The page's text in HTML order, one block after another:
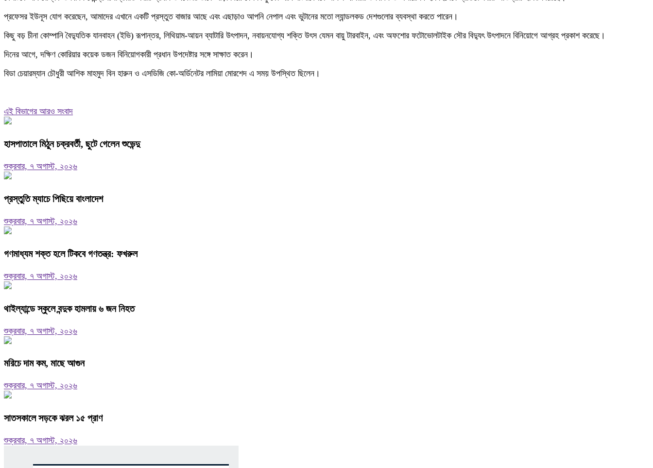
প্রফেসর ইউনূস যোগ করেছেন, আমাদের এখানে একটি প্রস্তুত বাজার আছে এবং এছাড়াও আপনি নেপাল এবং ভুটানের মতো ল্যান্ডলকড দেশগুলোর ব্যবস্থা করতে পারেন।
কিছু বড় চীনা কোম্পানি বৈদ্যুতিক যানবাহন (ইভি) রূপান্তর, লিথিয়াম-আয়ন ব্যাটারি উৎপাদন, নবায়নযোগ্য শক্তি উৎস যেমন বায়ু টারবাইন, এবং অফশোর ফটোভোলটাইক সৌর বিদ্যুৎ উৎপাদনে বিনিয়োগে আগ্রহ প্রকাশ করেছে।
দিনের আগে, দক্ষিণ কোরিয়ার কয়েক ডজন বিনিয়োগকারী প্রধান উপদেষ্টার সঙ্গে সাক্ষাত করেন।
বিডা চেয়ারম্যান চৌধুরী আশিক মাহমুদ বিন হারুন ও এসডিজি কো-অর্ডিনেটর লামিয়া মোরশেদ এ সময় উপস্থিত ছিলেন।
এই বিভাগের আরও সংবাদ
হাসপাতালে মিঠুন চক্রবর্তী, ছুটে গেলেন শুভেন্দু
শুক্রবার, ৭ অগাস্ট, ২০২৬
প্রস্তুতি ম্যাচে পিছিয়ে বাংলাদেশ
শুক্রবার, ৭ অগাস্ট, ২০২৬
গণমাধ্যম শক্ত হলে টিকবে গণতন্ত্র: ফখরুল
শুক্রবার, ৭ অগাস্ট, ২০২৬
থাইল্যান্ডে স্কুলে বন্দুক হামলায় ৬ জন নিহত
শুক্রবার, ৭ অগাস্ট, ২০২৬
মরিচে দাম কম, মাছে আগুন
শুক্রবার, ৭ অগাস্ট, ২০২৬
সাতসকালে সড়কে ঝরল ১৫ প্রাণ
শুক্রবার, ৭ অগাস্ট, ২০২৬